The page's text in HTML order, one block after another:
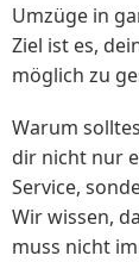
Umzüge in
Ziel ist es,
möglich zu
Warum
dir nicht nur
Service,
Wir wissen,
muss nicht